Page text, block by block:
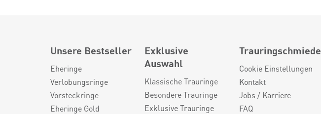
Unsere Bestseller
Eheringe
Verlobungsringe
Vorsteckringe
Eheringe Gold
Exklusive
Auswahl
Klassische Trauringe
Besondere Trauringe
Exklusive Trauringe
Trauringschmiede
Cookie Einstellungen
Kontakt
Jobs / Karriere
FAQ